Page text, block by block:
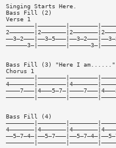
Singing Starts Here.
Bass Fill (2)
Verse 1
Bass Fill (3) "Here I am......"
Chorus 1
Bass Fill (4)